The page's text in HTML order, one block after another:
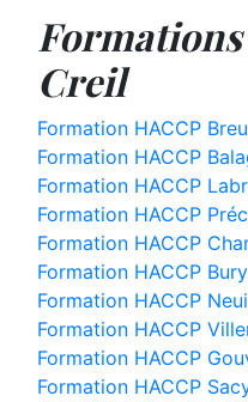
Creil
Formation HACCP
Formation HACCP
Formation HACCP
Formation HACCP
Formation HACCP
Formation HACCP Bury
Formation HACCP
Formation HACCP
Formation HACCP
Formation HACCP